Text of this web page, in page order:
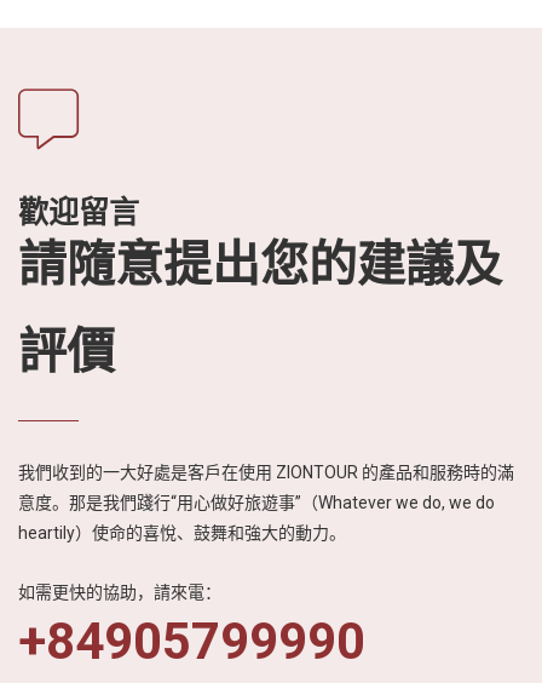
歡迎留言
請隨意提出您的建議及
評價
我們收到的一大好處是客戶在使用 ZIONTOUR 的產品和服務時的滿
意度。那是我們踐行“用心做好旅遊事”（Whatever we do, we do
heartily）使命的喜悅、鼓舞和強大的動力。
如需更快的協助，請來電：
+84905799990